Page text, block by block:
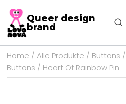
Queer design
brand
Home / Alle Produkte / Buttons /
Buttons / Heart Of Rainbow Pin